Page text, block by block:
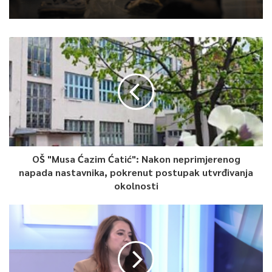
Program samozapošljavanja 2026,
Program prekvalifikacije, dokvalifikacije, usavršavanja i
osposobljavanja.
Nezaposlene osobe
zainteresovane za učešće u navedenim
programima mogu preuzeti dostupne vaučere te iste dostaviti
potencijalnim poslodavcima radi daljeg postupanja po javnim
pozivima.
Sve informacije o uslovima i načinu učešća u programima
dostupne su na zvaničnoj stranici Javne ustanove “Služba za
zapošljavanje Kantona Sarajevo ” Sarajevo u dijelu koji se
mjera za podsticaj zapošljavanja
i
održavanja više stope zaposlenosti i poboljšanje strukture
OŠ "Musa Ćazim Ćatić": Nakon neprimjerenog
napada nastavnika, pokrenut postupak utvrđivanja
okolnosti